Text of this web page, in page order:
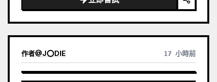
作者@J⭕DIE 17 小時前